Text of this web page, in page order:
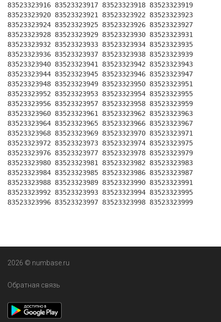
83523323916 83523323917 83523323918 83523323919
83523323920 83523323921 83523323922 83523323923
83523323924 83523323925 83523323926 83523323927
83523323928 83523323929 83523323930 83523323931
83523323932 83523323933 83523323934 83523323935
83523323936 83523323937 83523323938 83523323939
83523323940 83523323941 83523323942 83523323943
83523323944 83523323945 83523323946 83523323947
83523323948 83523323949 83523323950 83523323951
83523323952 83523323953 83523323954 83523323955
83523323956 83523323957 83523323958 83523323959
83523323960 83523323961 83523323962 83523323963
83523323964 83523323965 83523323966 83523323967
83523323968 83523323969 83523323970 83523323971
83523323972 83523323973 83523323974 83523323975
83523323976 83523323977 83523323978 83523323979
83523323980 83523323981 83523323982 83523323983
83523323984 83523323985 83523323986 83523323987
83523323988 83523323989 83523323990 83523323991
83523323992 83523323993 83523323994 83523323995
83523323996 83523323997 83523323998 83523323999
2026 © numbase.ru
Обратная связь